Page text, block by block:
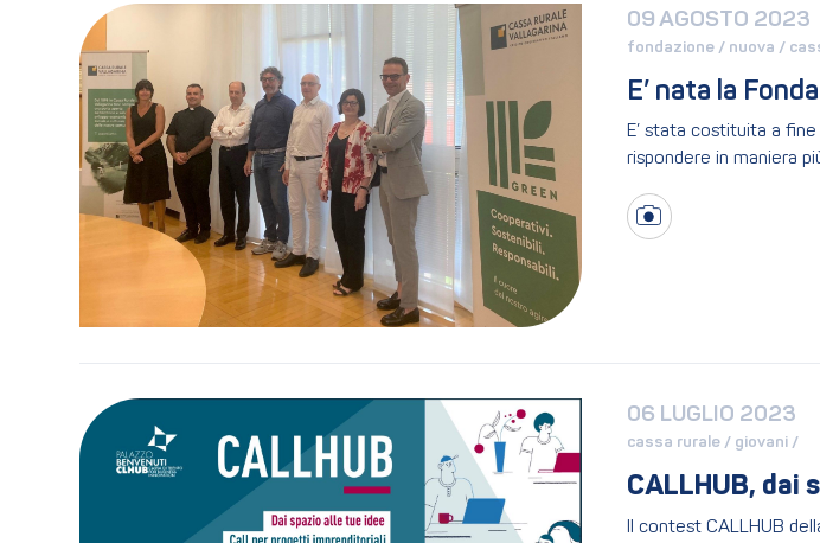
09 AGOSTO 2023
fondazione / nuova /
E’ nata la
E’ stata costituita a
rispondere in maniera
06 LUGLIO 2023
cassa rurale / giovani /
CALLHUB, dai
Il contest CALLHUB